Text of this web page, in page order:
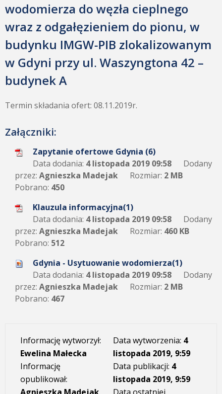
wodomierza do węzła cieplnego
wraz z odgałęzieniem do pionu, w
budynku IMGW-PIB zlokalizowanym
w Gdyni przy ul. Waszyngtona 42 –
budynek A
Termin składania ofert: 08.11.2019r.
Załączniki:
Zapytanie ofertowe Gdynia (6)
Data dodania: 4 listopada 2019 09:58
Dodany
przez: Agnieszka Madejak Rozmiar: 2 MB
Pobrano: 450
Klauzula informacyjna(1)
Data dodania: 4 listopada 2019 09:58
Dodany
przez: Agnieszka Madejak Rozmiar: 460 KB
Pobrano: 512
Gdynia - Usytuowanie wodomierza(1)
Data dodania: 4 listopada 2019 09:58
Dodany
przez: Agnieszka Madejak Rozmiar: 2 MB
Pobrano: 467
Informację wytworzył:
Ewelina Małecka
Informację
opublikował:
Data wytworzenia: 4
listopada 2019, 9:59
Data publikacji: 4
listopada 2019, 9:59